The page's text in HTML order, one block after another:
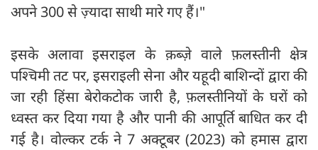
अपने 300 से ज़्यादा साथी मारे गए हैं।"
इसके अलावा इसराइल के क़ब्ज़े वाले फ़लस्तीनी क्षेत्र
पश्चिमी तट पर, इसराइली सेना और यहूदी बाशिन्दों द्वारा की
जा रही हिंसा बेरोकटोक जारी है, फ़लस्तीनियों के घरों को
ध्वस्त कर दिया गया है और पानी की आपूर्ति बाधित कर दी
गई है। वोल्कर टर्क ने 7 अक्टूबर (2023) को हमास द्वारा